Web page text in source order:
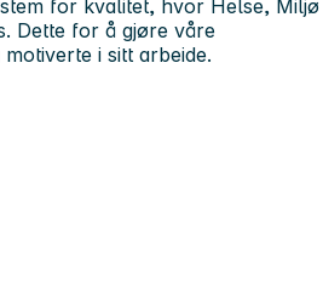
for kvalitet, hvor Helse, Miljø
Dette for å gjøre våre
i sitt arbeide.